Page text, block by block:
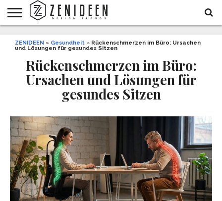
INNENDESIGN
ARCHITEKTUR
GARTEN
UND
LIFESTYLE
DEKO
&
DIY
STYLE
REZEPTE
GESUNDHEIT
WEIHNACHTEN
ZENIDEEN » Gesundheit » Rückenschmerzen im Büro: Ursachen
und Lösungen für gesundes Sitzen
Rückenschmerzen im Büro:
Ursachen und Lösungen für
gesundes Sitzen